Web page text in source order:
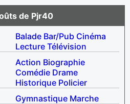
de Pjr40
Balade Bar/Pub Cinéma
Lecture Télévision
Action Biographie
Comédie Drame
Historique Policier
Gymnastique Marche